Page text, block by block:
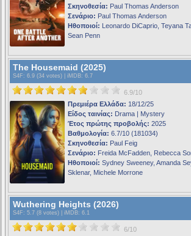
Σκηνοθεσία: Paul Thomas Anderson
Σενάριο: Paul Thomas Anderson
Ηθοποιοί: Leonardo DiCaprio, Teyana
Sean Penn
The Housemaid (2025)
S4F : 6.9 (34 votes) | iMDB: 6.7
6.9/10
Πρεμιέρα Ελλάδα: 18/12/25
Είδος ταινίας: Drama | Mystery
Έτος πρώτης προβολής: 2025
Βαθμολογία: 6.7/10 (181034)
Σκηνοθεσία: Paul Feig
Σενάριο: Freida McFadden, Rebecca
Ηθοποιοί: Sydney Sweeney, Amanda
Sklenar, Michele Morrone
Wuthering Heights (2026)
S4F : 5.7 (8 votes) | iMDB: 6.1
6/10